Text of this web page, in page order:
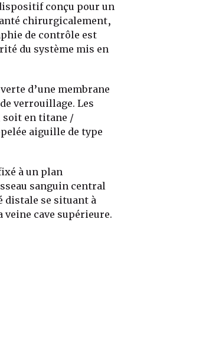
conçu pour un
chirurgicalement,
de contrôle est
du système mis en
d’une membrane
verrouillage. Les
soit en titane /
aiguille de type
à un plan
sanguin central
distale se situant à
cave supérieure.